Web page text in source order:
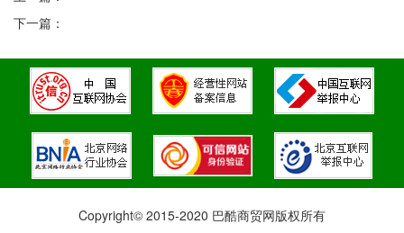
下一篇：
Copyright© 2015-2020 巴酷商贸网版权所有